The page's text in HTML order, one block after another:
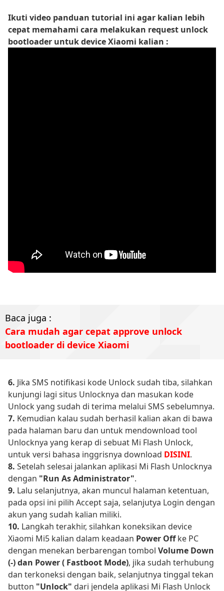
Ikuti video panduan tutorial ini agar kalian lebih
cepat memahami cara melakukan request unlock
bootloader untuk device Xiaomi kalian :
Baca juga :
Cara mudah agar cepat approve unlock
bootloader di device Xiaomi
6. Jika SMS notifikasi kode Unlock sudah tiba, silahkan
kunjungi lagi situs Unlocknya dan masukan kode
Unlock yang sudah di terima melalui SMS sebelumnya.
7. Kemudian kalau sudah berhasil kalian akan di bawa
pada halaman baru dan untuk mendownload tool
Unlocknya yang kerap di sebuat Mi Flash Unlock,
untuk versi bahasa inggrisnya download DISINI.
8. Setelah selesai jalankan aplikasi Mi Flash Unlocknya
dengan "Run As Administrator".
9. Lalu selanjutnya, akan muncul halaman ketentuan,
pada opsi ini pilih Accept saja, selanjutya Login dengan
akun yang sudah kalian miliki.
10. Langkah terakhir, silahkan koneksikan device
Xiaomi Mi5 kalian dalam keadaan Power Offke PC
dengan menekan berbarengan tombol Volume Down
(-) dan Power ( Fastboot Mode), jika sudah terhubung
dan terkoneksi dengan baik, selanjutnya tinggal tekan
button "Unlock" dari jendela aplikasi Mi Flash Unlock